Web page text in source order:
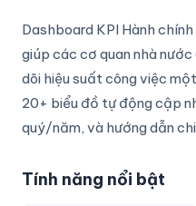
Dashboard KPI Hành
giúp các cơ quan nhà
dõi hiệu suất công việc
20+ biểu đồ tự động cập
quý/năm, và hướng dẫn
Tính năng nổi bật